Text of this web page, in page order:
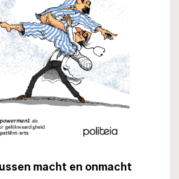
macht en onmacht